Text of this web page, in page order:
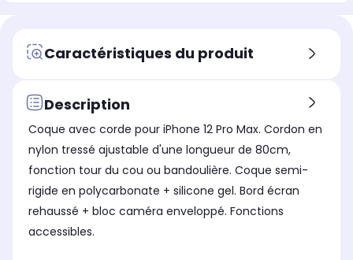
Caractéristiques du produit
Description
Coque avec corde pour iPhone 12 Pro Max. Cordon en
nylon tressé ajustable d'une longueur de 80cm,
fonction tour du cou ou bandoulière. Coque semi-
rigide en polycarbonate + silicone gel. Bord écran
rehaussé + bloc caméra enveloppé. Fonctions
accessibles.